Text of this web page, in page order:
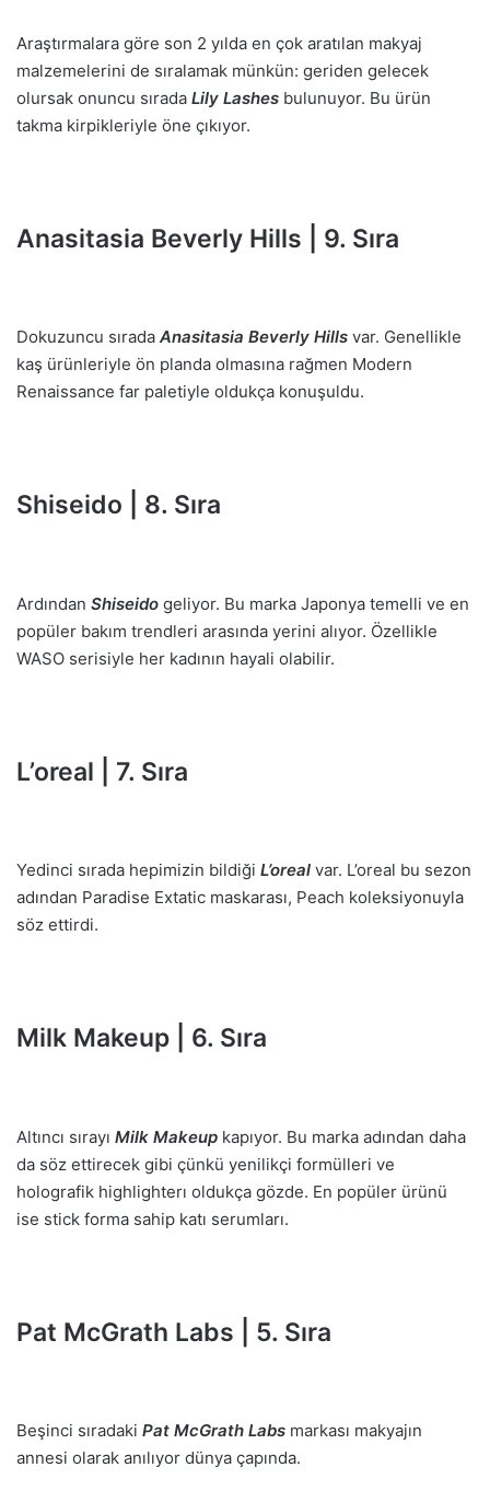
Araştırmalara göre son 2 yılda en çok aratılan makyaj
malzemelerini de sıralamak münkün: geriden gelecek
olursak onuncu sırada Lily Lashes bulunuyor. Bu ürün
takma kirpikleriyle öne çıkıyor.
Anasitasia Beverly Hills | 9. Sıra
Dokuzuncu sırada Anasitasia Beverly Hills var. Genellikle
kaş ürünleriyle ön planda olmasına rağmen Modern
Renaissance far paletiyle oldukça konuşuldu.
Shiseido | 8. Sıra
Ardından Shiseido geliyor. Bu marka Japonya temelli ve en
popüler bakım trendleri arasında yerini alıyor. Özellikle
WASO serisiyle her kadının hayali olabilir.
L’oreal | 7. Sıra
Yedinci sırada hepimizin bildiği L’oreal var. L’oreal bu sezon
adından Paradise Extatic maskarası, Peach koleksiyonuyla
söz ettirdi.
Milk Makeup | 6. Sıra
Altıncı sırayı Milk Makeup kapıyor. Bu marka adından daha
da söz ettirecek gibi çünkü yenilikçi formülleri ve
holografik highlighterı oldukça gözde. En popüler ürünü
ise stick forma sahip katı serumları.
Pat McGrath Labs | 5. Sıra
Beşinci sıradaki Pat McGrath Labs markası makyajın
annesi olarak anılıyor dünya çapında.